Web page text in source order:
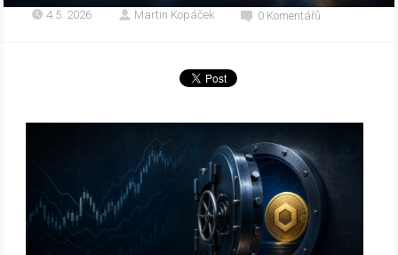
4.5. 2026 Martin Kopáček 0 Komentářů